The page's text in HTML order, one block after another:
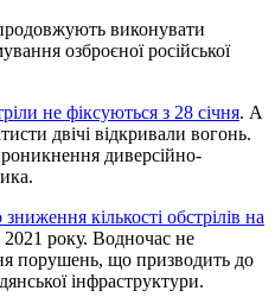
виконувати
озброєної російської
не фіксуються з 28 січня. А
двічі відкривали вогонь.
диверсійно-
кількості обстрілів на
2021 року. Водночас не
порушень, що призводить до
інфраструктури.